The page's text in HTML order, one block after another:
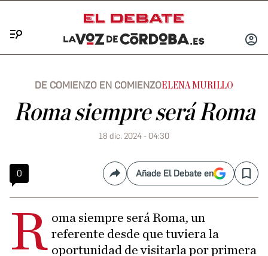
INICIAR
DE COMIENZO EN COMIENZOELENA MURILLO
Roma siempre será Roma
18 dic. 2024 - 04:30
0 CompartirAñade El Debate en Save
R oma siempre será Roma, un
referente desde que tuviera la
oportunidad de visitarla por primera